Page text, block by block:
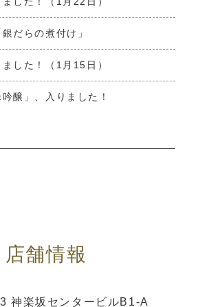
だらの煮付け」
した！（1月15日）
醸」、入りました！
店舗情報
神楽坂センタービルB1-A